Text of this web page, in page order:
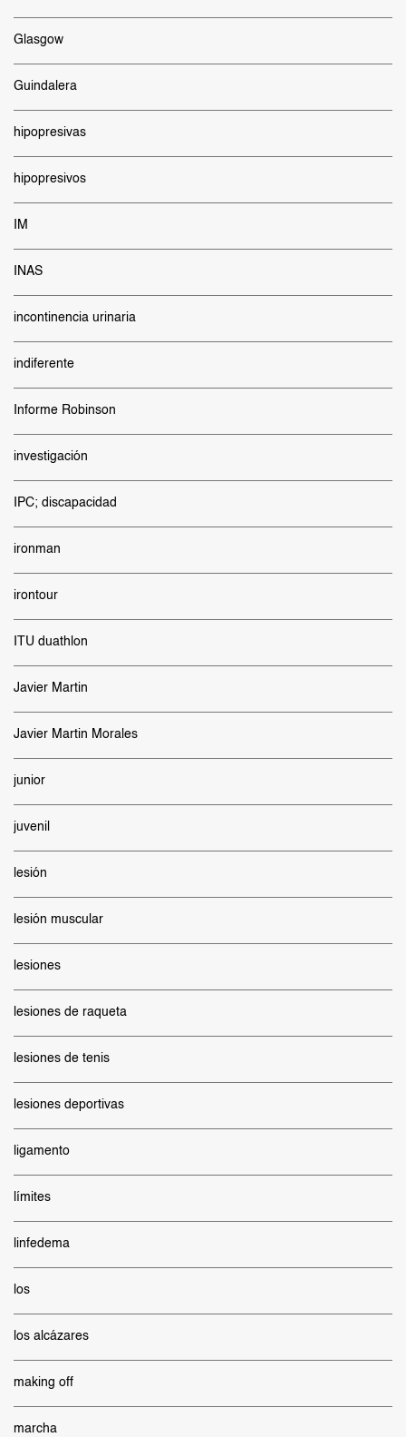
Glasgow
Guindalera
hipopresivas
hipopresivos
IM
INAS
incontinencia urinaria
indiferente
Informe Robinson
investigación
IPC; discapacidad
ironman
irontour
ITU duathlon
Javier Martin
Javier Martin Morales
junior
juvenil
lesión
lesión muscular
lesiones
lesiones de raqueta
lesiones de tenis
lesiones deportivas
ligamento
límites
linfedema
los
los alcázares
making off
marcha